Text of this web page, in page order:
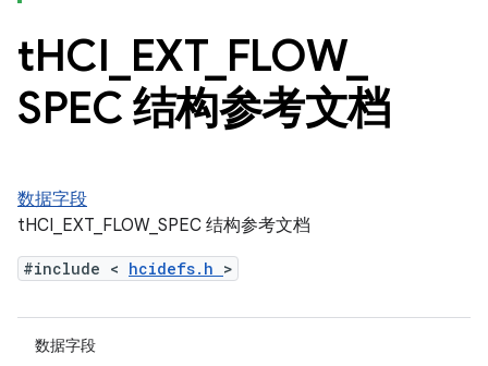
tHCI EXT_ FLOW_
SPEC 结构参考文档
数据字段
tHCI_EXT_FLOW_SPEC 结构参考文档
#include < hcidefs.h >
数据字段